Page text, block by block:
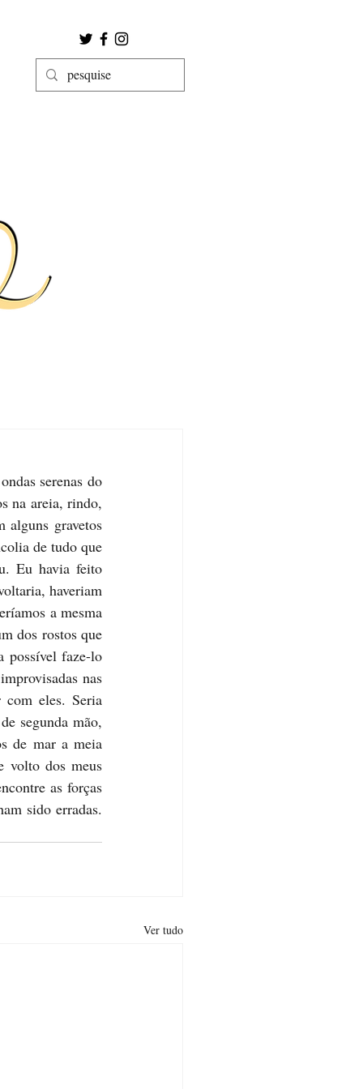
serenas do
na areia, rindo,
alguns gravetos
de tudo que
Eu havia feito
haveriam
a mesma
dos rostos que
possível faze-lo
nas
eles. Seria
segunda mão,
de mar a meia
volto dos meus
as forças
sido erradas.
Ver tudo